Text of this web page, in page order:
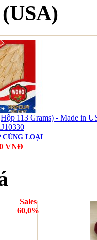
113 Grams) - Made in
CÙNG LOẠI
VNĐ
Sales
60,0%